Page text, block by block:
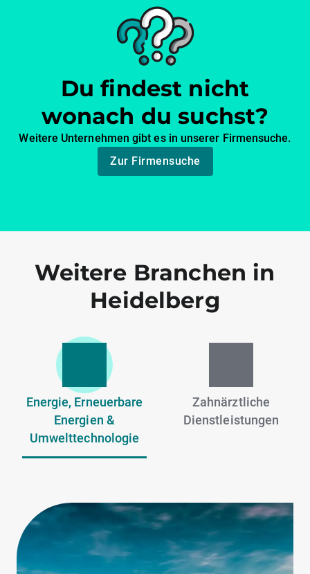
Du findest nicht
wonach du suchst?
Weitere Unternehmen gibt es in unserer Firmensuche.
Zur Firmensuche
Weitere Branchen in
Heidelberg
Energie, Erneuerbare
Energien &
Umwelttechnologie
Zahnärztliche
Dienstleistungen